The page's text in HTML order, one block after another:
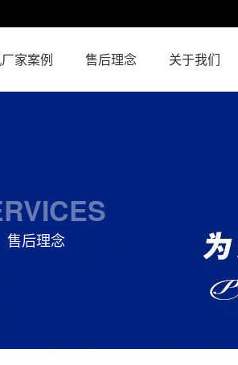
家案例 售后理念 关于我们
售后理念